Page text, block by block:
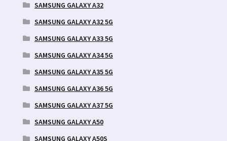
SAMSUNG GALAXY A32
SAMSUNG GALAXY A32 5G
SAMSUNG GALAXY A33 5G
SAMSUNG GALAXY A34 5G
SAMSUNG GALAXY A35 5G
SAMSUNG GALAXY A36 5G
SAMSUNG GALAXY A37 5G
SAMSUNG GALAXY A50
SAMSUNG GALAXY A50S